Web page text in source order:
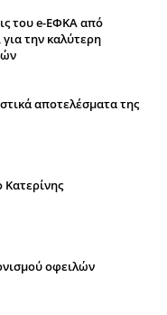
του e-ΕΦΚΑ από
την καλύτερη
αποτελέσματα της
οφειλών